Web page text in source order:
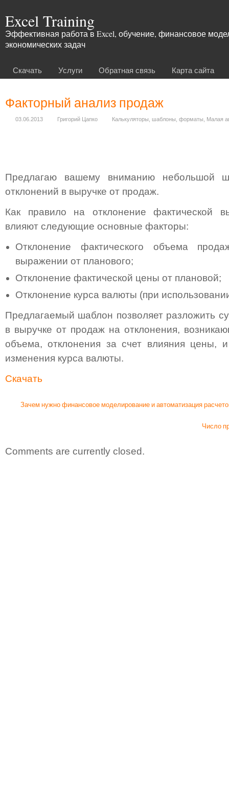
Excel Training
Эффективная работа в Excel, обучение, финансовое
экономических задач
Скачать
Факторный анализ
Кредитный калькулятор
Фитнес-калькулятор
Услуги Обратная связь Карта сайта
Факторный анализ продаж
03.06.2013 Григорий Цапко Калькуляторы, шаблоны, форматы Малая
Предлагаю вашему вниманию небольшой
отклонений в выручке от продаж.
Как правило на отклонение фактической
влияют следующие основные факторы:
Отклонение фактического объема
выражении от планового;
Отклонение фактической цены от плановой;
Отклонение курса валюты (при
Предлагаемый шаблон позволяет разложить
в выручке от продаж на отклонения,
объема, отклонения за счет влияния цены,
изменения курса валюты.
Скачать
Зачем нужно финансовое моделирование и автоматизация
Число
Comments are currently closed.